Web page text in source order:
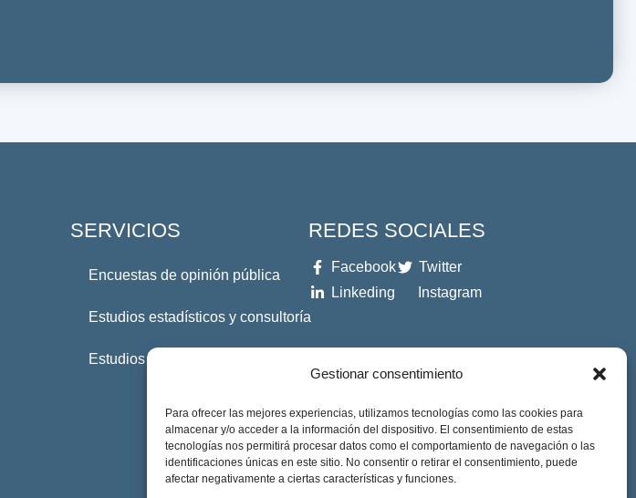
Gestionar consentimiento
Para ofrecer las mejores experiencias, utilizamos tecnologías como las cookies para
almacenar y/o acceder a la información del dispositivo. El consentimiento de estas
tecnologías nos permitirá procesar datos como el comportamiento de navegación o las
identificaciones únicas en este sitio. No consentir o retirar el consentimiento, puede
afectar negativamente a ciertas características y funciones.
SERVICIOS
Encuestas de opinión pública
Estudios estadísticos y consultoría
Estudios Profesionales
REDES SOCIALES
Facebook
Twitter
Linkeding
Instagram